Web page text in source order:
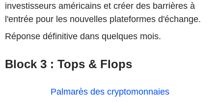
investisseurs américains et créer des barrières à
l'entrée pour les nouvelles plateformes d'échange.
Réponse définitive dans quelques mois.
Block 3 : Tops & Flops
Palmarès des cryptomonnaies